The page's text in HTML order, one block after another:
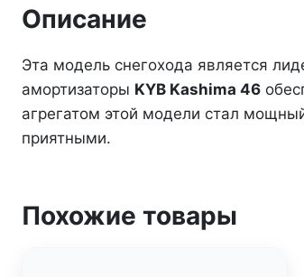
Описание
Эта модель снегохода является
амортизаторы KYB Kashima 46
агрегатом этой модели стал
приятными.
Похожие товары